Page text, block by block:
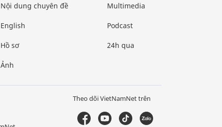
Nội dung chuyên đề
English
Hồ sơ
Ảnh
Multimedia
Podcast
24h qua
Theo dõi VietNamNet trên